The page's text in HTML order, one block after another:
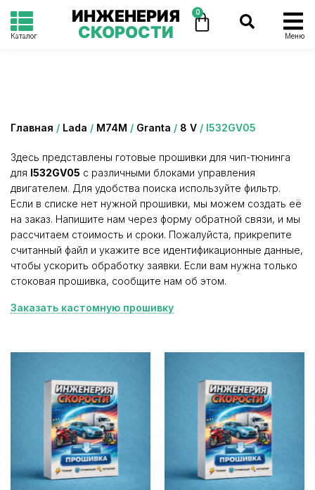
Каталог
ИНЖЕНЕРИЯ
СКОРОСТИ
0
Меню
Главная / Lada / М74М / Granta / 8 V / I532GV05
Здесь представлены готовые прошивки для чип-тюнинга
для I532GV05 с различными блоками управления
двигателем. Для удобства поиска используйте фильтр.
Если в списке нет нужной прошивки, мы можем создать её
на заказ. Напишите нам через форму обратной связи, и мы
рассчитаем стоимость и сроки. Пожалуйста, прикрепите
считанный файл и укажите все идентификационные данные,
чтобы ускорить обработку заявки. Если вам нужна только
стоковая прошивка, сообщите нам об этом.
Заказать кастомную прошивку